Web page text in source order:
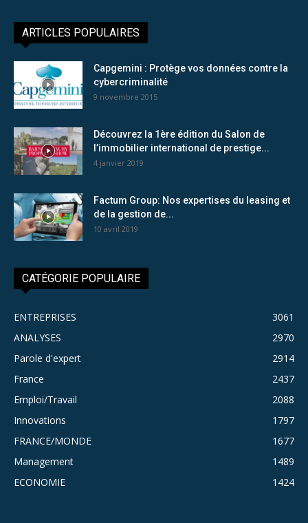
ARTICLES POPULAIRES
Capgemini : Protège vos données contre la
cybercriminalité
9 novembre 2015
Découvrez la 1ère édition du Salon de
l’immobilier international de prestige...
4 janvier 2019
Factum Group: Nos expertises du leasing et
de la gestion de...
10 avril 2019
CATÉGORIE POPULAIRE
ENTREPRISES
3061
ANALYSES
2970
Parole d'expert
2914
France
2437
Emploi/Travail
2088
Innovations
1797
FRANCE/MONDE
1677
Management
1489
ECONOMIE
1424